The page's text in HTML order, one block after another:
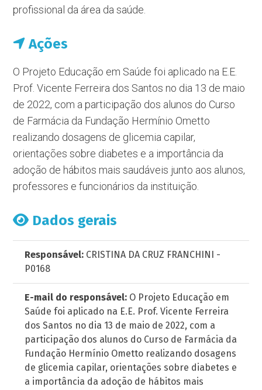
profissional da área da saúde.
Ações
O Projeto Educação em Saúde foi aplicado na E.E.
Prof. Vicente Ferreira dos Santos no dia 13 de maio
de 2022, com a participação dos alunos do Curso
de Farmácia da Fundação Hermínio Ometto
realizando dosagens de glicemia capilar,
orientações sobre diabetes e a importância da
adoção de hábitos mais saudáveis junto aos alunos,
professores e funcionários da instituição.
Dados gerais
Responsável: CRISTINA DA CRUZ FRANCHINI -
P0168
E-mail do responsável: O Projeto Educação em
Saúde foi aplicado na E.E. Prof. Vicente Ferreira
dos Santos no dia 13 de maio de 2022, com a
participação dos alunos do Curso de Farmácia da
Fundação Hermínio Ometto realizando dosagens
de glicemia capilar, orientações sobre diabetes e
a importância da adoção de hábitos mais